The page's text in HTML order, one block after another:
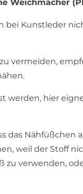
Weichmacher
Kunstleder
vermeiden,
werden, hier
das Nähfüßchen
weil der Stoff
zu verwenden,